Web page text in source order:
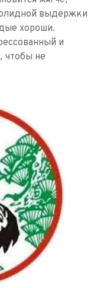
выдержки
хороши.
и
чтобы не